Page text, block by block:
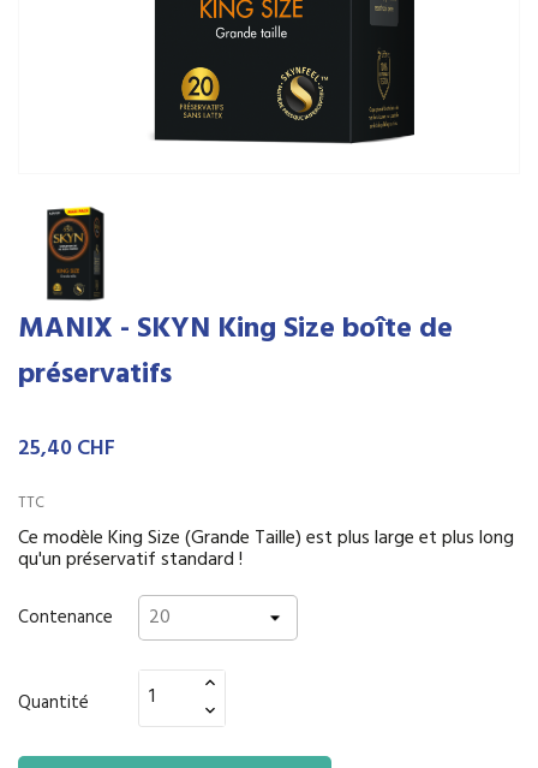
MANIX - SKYN King Size boîte de
préservatifs
25,40 CHF
TTC
Ce modèle King Size (Grande Taille) est plus large et plus long
qu'un préservatif standard !
Contenance
Quantité